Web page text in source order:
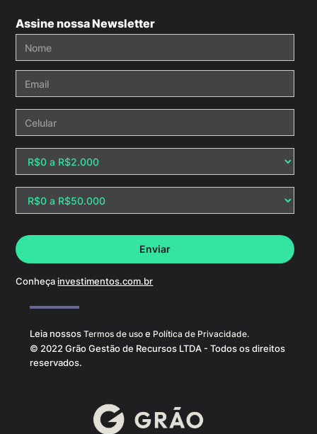
Assine nossa Newsletter
Conheça investimentos.com.br
Leia nossosTermos de uso e Política de Privacidade.
© 2022 Grão Gestão de Recursos LTDA - Todos os direitos
reservados.